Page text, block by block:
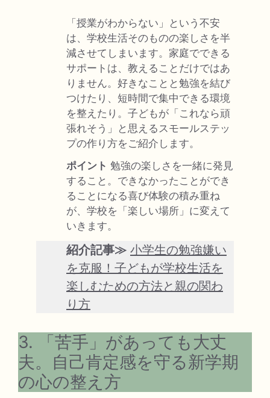
「授業がわからない」という不安
は、学校生活そのものの楽しさを半
減させてしまいます。家庭でできる
サポートは、教えることだけではあ
りません。好きなことと勉強を結び
つけたり、短時間で集中できる環境
を整えたり。子どもが「これなら頑
張れそう」と思えるスモールステッ
プの作り方をご紹介します。
ポイント 勉強の楽しさを一緒に発見
すること。できなかったことができ
ることになる喜び体験の積み重ね
が、学校を「楽しい場所」に変えて
いきます。
紹介記事≫ 小学生の勉強嫌い
を克服！子どもが学校生活を
楽しむための方法と親の関わ
り方
3. 「苦手」があっても大丈
夫。自己肯定感を守る新学期
の心の整え方